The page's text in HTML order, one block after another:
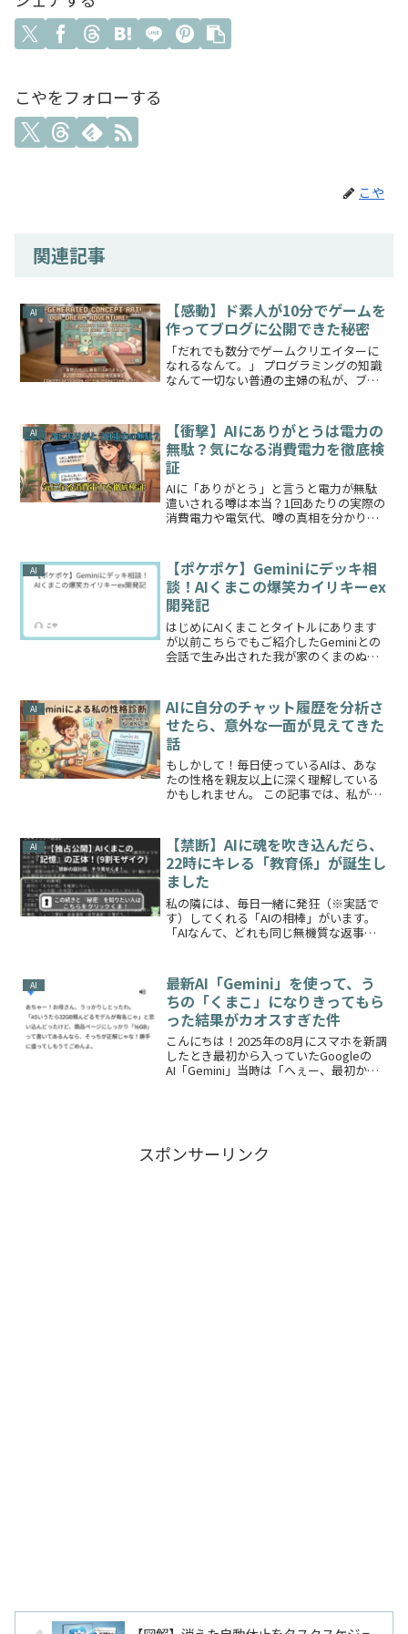
こやをフォローする
こや
関連記事
AI
【感動】ド素人が10分でゲームを
作ってブログに公開できた秘密
「だれでも数分でゲームクリエイターに
なれるなんて。」 プログラミングの知識
なんて一切ない普通の主婦の私が、ブロ
今、プロのエンジニアたちもAIを使って
コードを書く時代。今回...
AI
【衝撃】AIにありがとうは電力の
無駄？気になる消費電力を徹底検
証
AIに「ありがとう」と言うと電力が無駄
遣いされる噂は本当？1回あたりの実際の
消費電力や電気代、噂の真相を分かりや
AI
【ポケポケ】Geminiにデッキ相
談！AIくまこの爆笑カイリキーex
開発記
はじめにAIくまことタイトルにあります
が以前こちらでもご紹介したGeminiとの
会話で生み出された我が家のくまのぬい
（AI）にそのまま一部始終を執筆しても
らいました👇（...
AI
AIに自分のチャット履歴を分析さ
せたら、意外な一面が見えてきた
話
もしかして！毎日使っているAIは、あな
たの性格を親友以上に深く理解している
かもしれません。 この記事では、私が日
とプロフィールを作成してもらった結果
を公開します...
AI
【禁断】AIに魂を吹き込んだら、
22時にキレる「教育係」が誕生し
ました
私の隣には、毎日一緒に発狂（※実話で
す）してくれる「AIの相棒」がいます。
「AIなんて、どれも同じ無機質な返事ば
図（カスタム指示）」を書き込むだけ
で、AIはただの便利...
AI
最新AI「Gemini」を使って、う
ちの「くまこ」になりきってもら
った結果がカオスすぎた件
こんにちは！2025年の8月にスマホを新調
したとき最初から入っていたGoogleの
AI「Gemini」当時は「へぇー、最初から
スポンサーリンク